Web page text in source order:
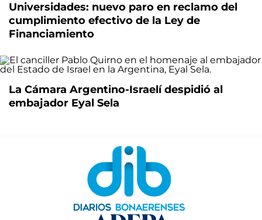
Universidades: nuevo paro en reclamo del
cumplimiento efectivo de la Ley de
Financiamiento
La Cámara Argentino-Israelí despidió al
embajador Eyal Sela